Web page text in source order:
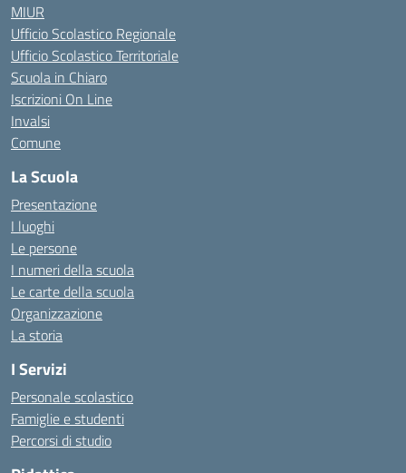
MIUR
Ufficio Scolastico Regionale
Ufficio Scolastico Territoriale
Scuola in Chiaro
Iscrizioni On Line
Invalsi
Comune
La Scuola
Presentazione
I luoghi
Le persone
I numeri della scuola
Le carte della scuola
Organizzazione
La storia
I Servizi
Personale scolastico
Famiglie e studenti
Percorsi di studio